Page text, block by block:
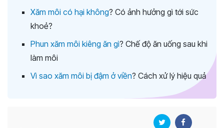
Xăm môi có hại không? Có ảnh hưởng gì tới sức
khoẻ?
Phun xăm môi kiêng ăn gì? Chế độ ăn uống sau khi
làm môi
Vì sao xăm môi bị đậm ở viền? Cách xử lý hiệu quả